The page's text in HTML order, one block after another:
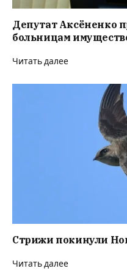
Депутат Аксёненко
больницам
Читать далее
Стрижи покинули
Читать далее